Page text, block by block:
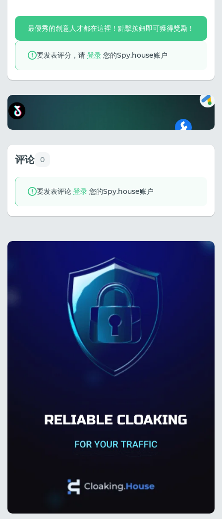
最優秀的創意人才都在這裡！點擊按鈕即可獲得獎勵！
要发表评分，请 登录 您的Spy.house账户
评论 0
要发表评论 登录 您的Spy.house账户